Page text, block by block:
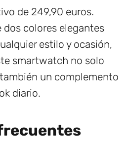
de 249,90 euros.
dos colores elegantes
estilo y ocasión,
smartwatch no solo
un complemento
diario.